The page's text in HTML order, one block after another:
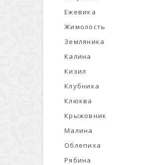
Ежевика
Жимолость
Земляника
Калина
Кизил
Клубника
Клюква
Крыжовник
Малина
Облепиха
Рябина